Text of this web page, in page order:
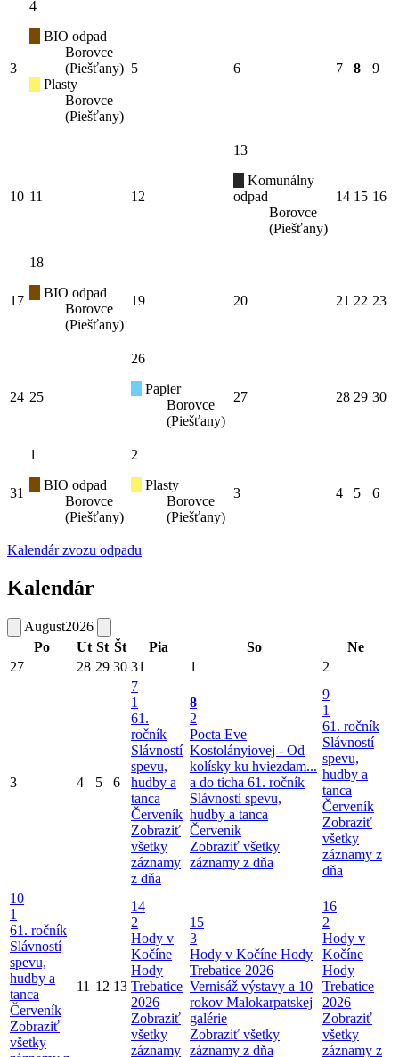
3
4
BIO odpad
Borovce
(Piešťany)
Plasty
Borovce
(Piešťany)
5 6 7 8 9
10 11 12
13
Komunálny
odpad
Borovce
(Piešťany)
14 15 16
17
18
BIO odpad
Borovce
(Piešťany)
19 20 21 22 23
24 25
26
Papier
Borovce
(Piešťany)
27 28 29 30
31
1
BIO odpad
Borovce
(Piešťany)
2
Plasty
Borovce
(Piešťany)
3 4 5 6
Kalendár zvozu odpadu
Kalendár
August2026
Po
Ut St Št Pia So
Ne
27
28 29 30 31 1 2
3 4 5 6
7
1
61.
ročník
Slávností
spevu,
hudby a
tanca
Červeník
Zobraziť
všetky
záznamy
z dňa
8
2
Pocta Eve
Kostolányiovej - Od
kolísky ku hviezdam...
a do ticha 61. ročník
Slávností spevu,
hudby a tanca
Červeník
Zobraziť všetky
záznamy z dňa
9
1
61. ročník
Slávností
spevu,
hudby a
tanca
Červeník
Zobraziť
všetky
záznamy z
dňa
10
1
61. ročník
Slávností
spevu,
hudby a
tanca
Červeník
Zobraziť
všetky
11 12 13
14
2
Hody v
Kočíne
Hody
Trebatice
2026
Zobraziť
všetky
záznamy
15
3
Hody v Kočíne Hody
Trebatice 2026
Vernisáž výstavy a 10
rokov Malokarpatskej
galérie
Zobraziť všetky
záznamy z dňa
16
2
Hody v
Kočíne
Hody
Trebatice
2026
Zobraziť
všetky
záznamy z